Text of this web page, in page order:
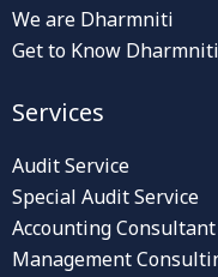
We are Dharmniti
Get to Know Dharmniti
Services
Audit Service
Special Audit Service
Accounting Consultant
Management